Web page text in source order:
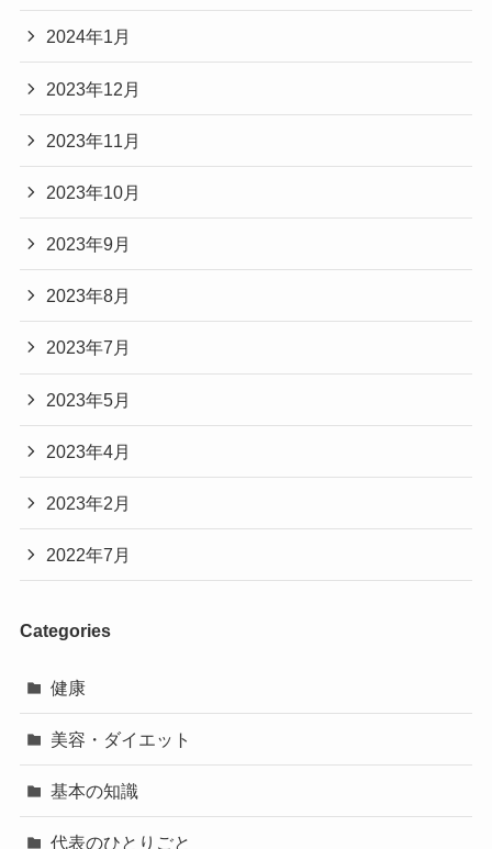
2024年1月
2023年12月
2023年11月
2023年10月
2023年9月
2023年8月
2023年7月
2023年5月
2023年4月
2023年2月
2022年7月
Categories
健康
美容・ダイエット
基本の知識
代表のひとりごと